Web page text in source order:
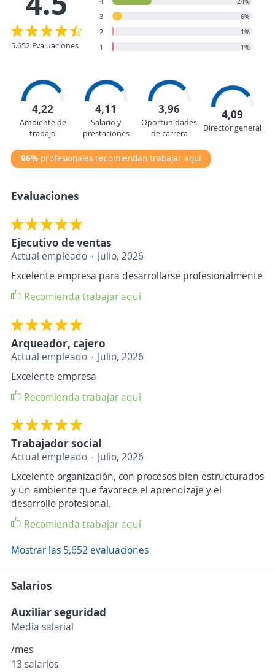
5.652 Evaluaciones
3
6%
2
1%
1
1%
4,22
Ambiente de
trabajo
4,11
Salario y
prestaciones
3,96
Oportunidades
de carrera
4,09
Director general
96% profesionales recomiendan trabajar aquí
Evaluaciones
Ejecutivo de ventas
Actual empleado
Julio, 2026
Excelente empresa para desarrollarse profesionalmente
Recomienda trabajar aquí
Arqueador, cajero
Actual empleado
Julio, 2026
Excelente empresa
Recomienda trabajar aquí
Trabajador social
Actual empleado
Julio, 2026
Excelente organización, con procesos bien estructurados
y un ambiente que favorece el aprendizaje y el
desarrollo profesional.
Recomienda trabajar aquí
Mostrar las 5,652 evaluaciones
Salarios
Auxiliar seguridad
Media salarial
/mes
13 salarios